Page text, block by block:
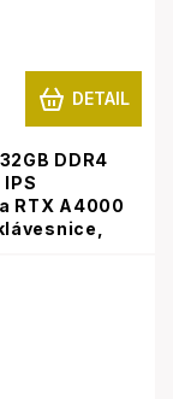
DETAIL
32GB DDR4
IPS
RTX A4000